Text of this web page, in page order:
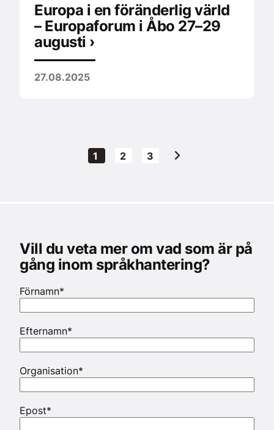
Europa i en föränderlig värld
– Europaforum i Åbo 27–29
augusti ›
27.08.2025
Sida
1 Sida
2 Sida
3
Next
Vill du veta mer om vad som är på
gång inom språkhantering?
Förnamn*
Efternamn*
Organisation*
Epost*